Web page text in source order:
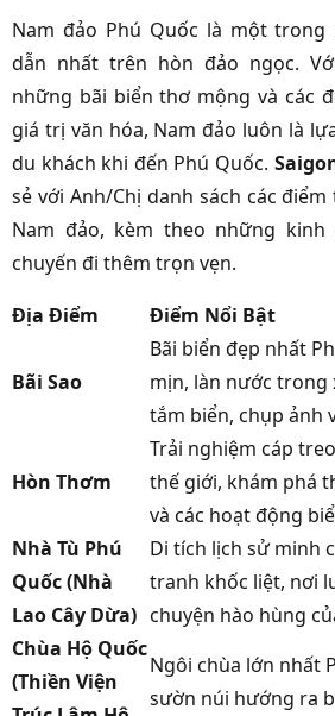
Nam đảo Phú Quốc là một
dẫn nhất trên hòn đảo ngọc.
những bãi biển thơ mộng và các
giá trị văn hóa, Nam đảo luôn là
du khách khi đến Phú Quốc.
sẻ với Anh/Chị danh sách các
Nam đảo, kèm theo những
chuyến đi thêm trọn vẹn.
Địa Điểm
Điểm Nổi Bật
Bãi Sao
Bãi biển đẹp nhất
mịn, làn nước trong
tắm biển, chụp ảnh
Hòn Thơm
Trải nghiệm cáp
thế giới, khám phá
và các hoạt động
Nhà Tù Phú
Quốc (Nhà
Lao Cây Dừa)
Di tích lịch sử minh
tranh khốc liệt, nơi
chuyện hào hùng
Chùa Hộ Quốc
(Thiền Viện
Ngôi chùa lớn nhất
sườn núi hướng ra